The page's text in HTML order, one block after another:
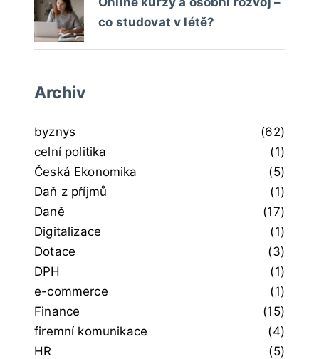
co studovat v létě?
Archiv
byznys
(62)
celní politika
(1)
Česká Ekonomika
(5)
Daň z příjmů
(1)
Daně
(17)
Digitalizace
(1)
Dotace
(3)
DPH
(1)
e-commerce
(1)
Finance
(15)
firemní komunikace
(4)
HR
(5)